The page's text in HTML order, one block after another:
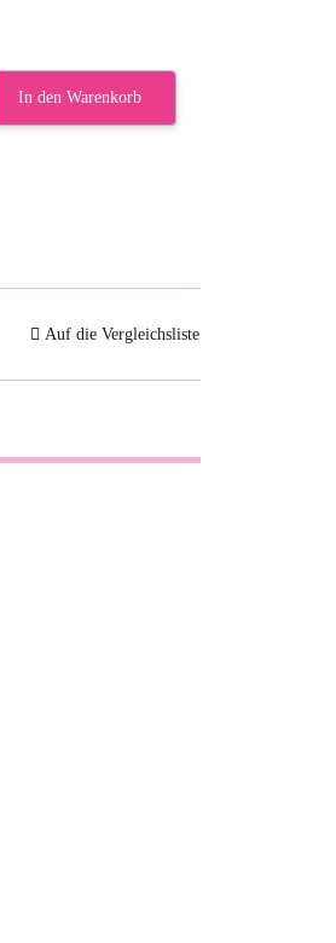
In den Warenkorb
Auf die Vergleichsliste